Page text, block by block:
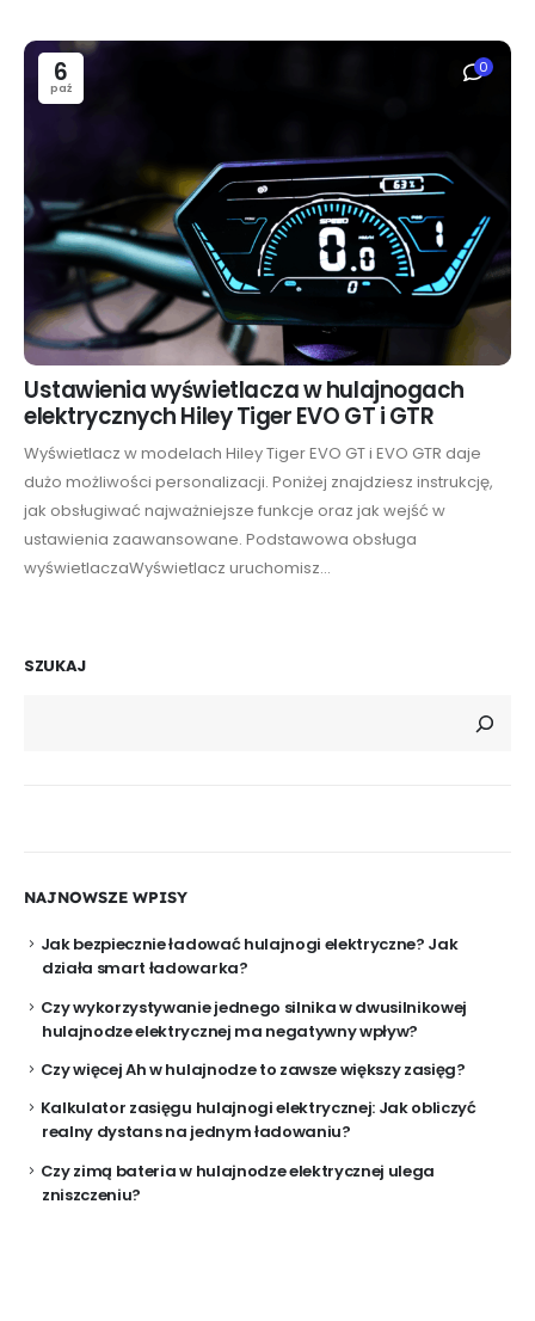
6
paź
0
Ustawienia wyświetlacza w hulajnogach
elektrycznych Hiley Tiger EVO GT i GTR
Wyświetlacz w modelach Hiley Tiger EVO GT i EVO GTR daje
dużo możliwości personalizacji. Poniżej znajdziesz instrukcję,
jak obsługiwać najważniejsze funkcje oraz jak wejść w
ustawienia zaawansowane. Podstawowa obsługa
wyświetlaczaWyświetlacz uruchomisz...
SZUKAJ
NAJNOWSZE WPISY
Jak bezpiecznie ładować hulajnogi elektryczne? Jak
działa smart ładowarka?
Czy wykorzystywanie jednego silnika w dwusilnikowej
hulajnodze elektrycznej ma negatywny wpływ?
Czy więcej Ah w hulajnodze to zawsze większy zasięg?
Kalkulator zasięgu hulajnogi elektrycznej: Jak obliczyć
realny dystans na jednym ładowaniu?
Czy zimą bateria w hulajnodze elektrycznej ulega
zniszczeniu?